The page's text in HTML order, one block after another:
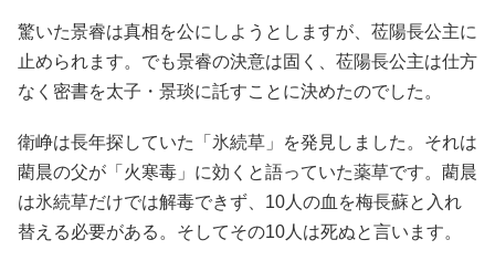
驚いた景睿は真相を公にしようとしますが、莅陽長公主に
止められます。でも景睿の決意は固く、莅陽長公主は仕方
なく密書を太子・景琰に託すことに決めたのでした。
衛峥は長年探していた「氷続草」を発見しました。それは
藺晨の父が「火寒毒」に効くと語っていた薬草です。藺晨
は氷続草だけでは解毒できず、10人の血を梅長蘇と入れ
替える必要がある。そしてその10人は死ぬと言います。